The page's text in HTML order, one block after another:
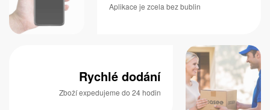
Aplikace je zcela bez bublin
Rychlé dodání
Zboží expedujeme do 24 hodin